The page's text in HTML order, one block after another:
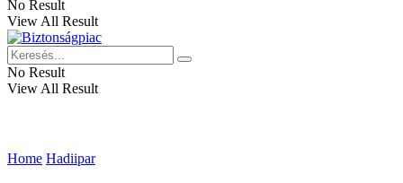
No Result
View All Result
No Result
View All Result
Home Hadiipar